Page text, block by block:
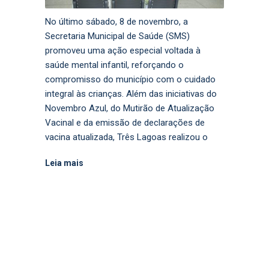
No último sábado, 8 de novembro, a
Secretaria Municipal de Saúde (SMS)
promoveu uma ação especial voltada à
saúde mental infantil, reforçando o
compromisso do município com o cuidado
integral às crianças. Além das iniciativas do
Novembro Azul, do Mutirão de Atualização
Vacinal e da emissão de declarações de
vacina atualizada, Três Lagoas realizou o
Leia mais